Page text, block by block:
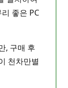
좋은 PC
, 구매 후
천차만별